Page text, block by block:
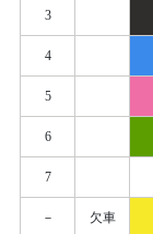
3
4
5
6
7
－ 欠車